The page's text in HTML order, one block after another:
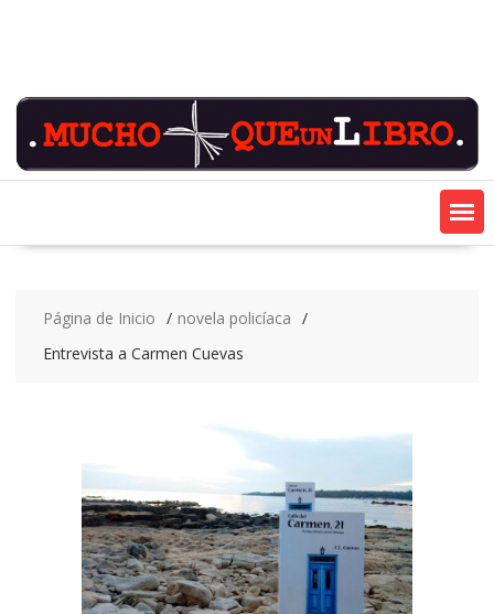
Página de Inicio
novela policíaca
Entrevista a Carmen Cuevas